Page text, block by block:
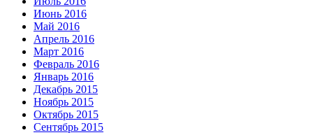
Июнь 2016
Май 2016
Апрель 2016
Март 2016
Февраль 2016
Январь 2016
Декабрь 2015
Ноябрь 2015
Октябрь 2015
Сентябрь 2015